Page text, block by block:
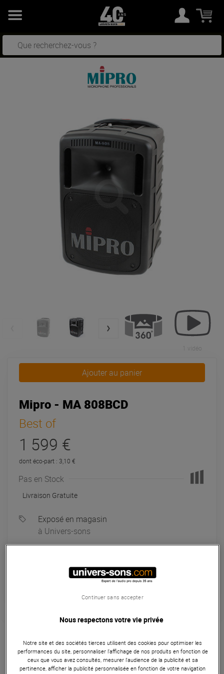
1 vidéo
Ajouter au panier
Mipro - MA 808BCD
Best of
1 599 €
dont éco-part : 3,10 €
Pas en Stock
Livraison Gratuite
Exposé en magasin
à Univers-sons
/ mois
Apport initial :
Mensualités :
TAEG fixe :
Garantie3 ans
Sono portable
Nous respectons votre vie privée
Notre site et des sociétés tierces utilisent des cookies pour optimiser les
performances du site, personnaliser l’affichage de nos produits en fonction de
ceux que vous avez consultés, mesurer l'audience de la publicité et sa
pertinence, afficher la publicité personnalisée en fonction de votre navigation
Continuer sans accepter